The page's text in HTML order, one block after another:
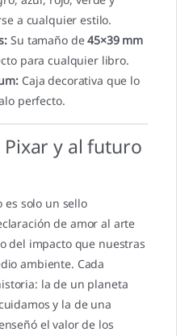
a cualquier estilo.
Su tamaño de45×39 mm
para cualquier libro.
Caja decorativa que lo
perfecto.
y al futuro
es solo un sello
de amor al arte
del impacto que nuestras
ambiente. Cada
la de un planeta
y la de una
el valor de los